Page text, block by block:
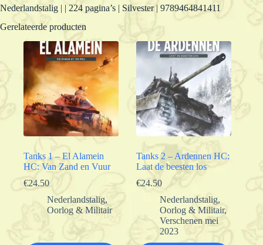
Nederlandstalig | | 224 pagina’s | Silvester | 9789464841411
Gerelateerde producten
Tanks 1 – El Alamein
HC: Van Zand en Vuur
€24.50
Nederlandstalig,
Oorlog & Militair
Tanks 2 – Ardennen HC:
Laat de beesten los
€24.50
Nederlandstalig,
Oorlog & Militair,
Verschenen mei
2023